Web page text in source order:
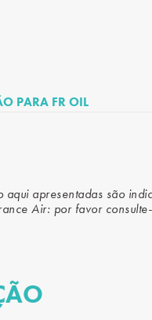
PARA FR OIL
aqui apresentadas são
Air: por favor